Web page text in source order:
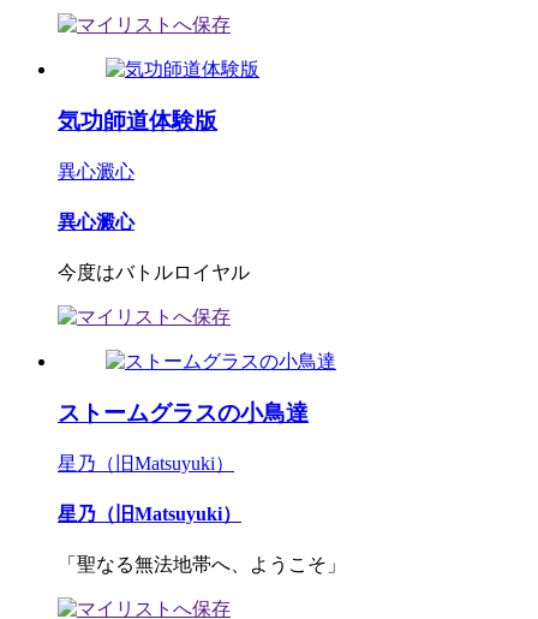
気功師道体験版
異心澱心
異心澱心
今度はバトルロイヤル
ストームグラスの小鳥達
星乃（旧Matsuyuki）
星乃（旧Matsuyuki）
「聖なる無法地帯へ、ようこそ」